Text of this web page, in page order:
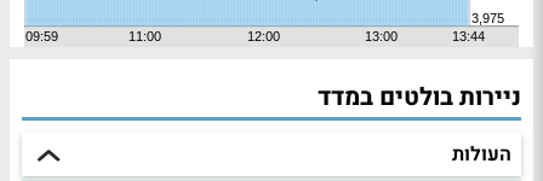
ניירות בולטים במדד
העולות